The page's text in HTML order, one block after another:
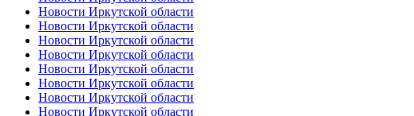
Новости Иркутской области
Новости Иркутской области
Новости Иркутской области
Новости Иркутской области
Новости Иркутской области
Новости Иркутской области
Новости Иркутской области
Новости Иркутской области